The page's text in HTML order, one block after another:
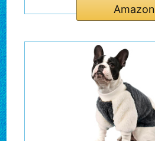
Amazon